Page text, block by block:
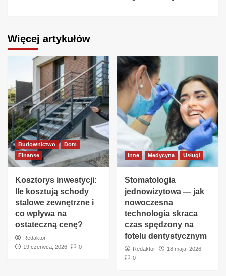
Więcej artykułów
Budownictwo
Dom
Finanse
Kosztorys inwestycji:
Ile kosztują schody
stalowe zewnętrzne i
co wpływa na
ostateczną cenę?
Redaktor
19 czerwca, 2026
0
Inne Medycyna Usługi
Stomatologia
jednowizytowa — jak
nowoczesna
technologia skraca
czas spędzony na
fotelu dentystycznym
Redaktor
18 maja, 2026
0